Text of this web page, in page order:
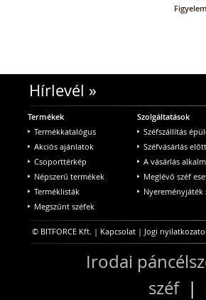
Hírlevél »
Termékek
Termékkatalógus
Akciós ajánlatok
Csoporttérkép
Népszerű termékek
Terméklisták
Megszűnt széfek
Szolgáltatások
Széfszállítás
Széfvásárlás előtt
A vásárlás
Meglévő széf
Nyereményjáték
© BITFORCE Kft. | Kapcsolat | Jogi
Irodai
széf|